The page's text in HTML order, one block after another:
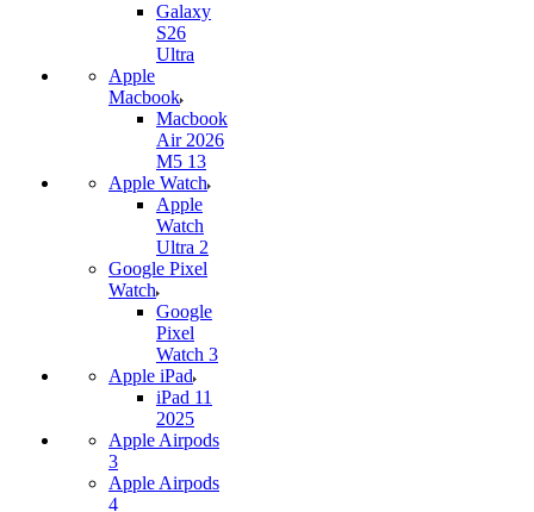
Galaxy
S26
Ultra
Apple
Macbook
Macbook
Air 2026
M5 13
Apple Watch
Apple
Watch
Ultra 2
Google Pixel
Watch
Google
Pixel
Watch 3
Apple iPad
iPad 11
2025
Apple Airpods
3
Apple Airpods
4